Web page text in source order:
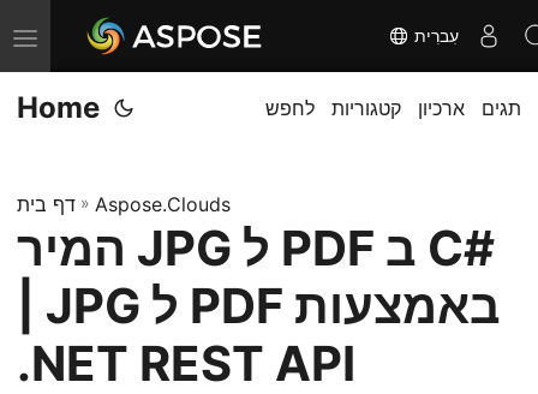
T
o
g
e
n
a
g
עִברִית
Home לחפש קטגוריות ארכיון תגים
דף בית » Aspose.Clouds
המיר JPG ל PDF ב C#
| JPG ל PDF באמצעות
.NET REST API